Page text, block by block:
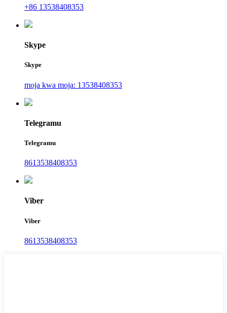
+86 13538408353
Skype
Skype
moja kwa moja: 13538408353
Telegramu
Telegramu
8613538408353
Viber
Viber
8613538408353